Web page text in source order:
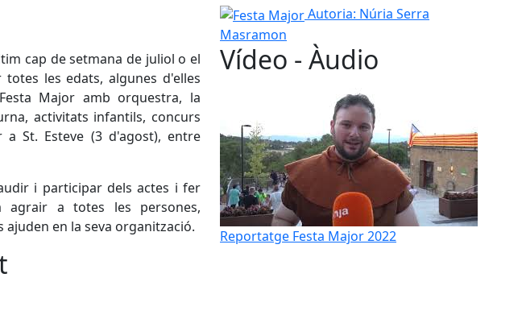
cap de setmana de juliol o el
les edats, algunes d'elles
Major amb orquestra, la
activitats infantils, concurs
St. Esteve (3 d'agost), entre
i participar dels actes i fer
agrair a totes les persones,
ajuden en la seva organització.
Festa Major
Autoria: Núria Serra
Masramon
Vídeo - Àudio
Reportatge Festa Major 2022